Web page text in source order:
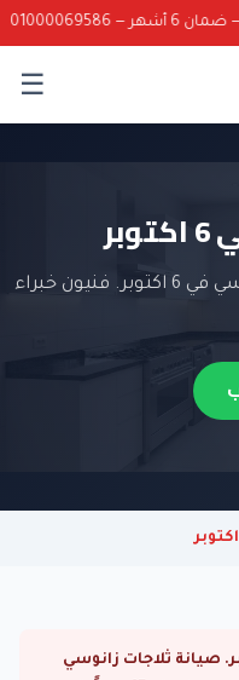
☰
مركز متخصص في صيانة ثلاجات زانوسي في 6 اكتوبر. فنيون خبراء
زانوسي في 6 اكتوبر. صيانة ثلاجات زانوسي